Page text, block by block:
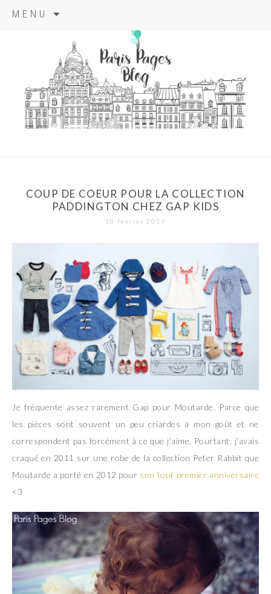
MENU
principal
paris pages
blog
COUP DE COEUR POUR LA COLLECTION
PADDINGTON CHEZ GAP KIDS
18 février 2014
Je fréquente assez rarement Gap pour Moutarde. Parce que
les pièces sont souvent un peu criardes à mon goût et ne
correspondent pas forcément à ce que j’aime. Pourtant, j’avais
craqué en 2011 sur une robe de la collection Peter Rabbit que
Moutarde a porté en 2012 pour son tout premier anniversaire
<3